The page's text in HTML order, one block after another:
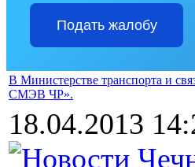
Подать жалобу
В Министерстве транспорта и
СМЭВ ЧР».
18.04.2013